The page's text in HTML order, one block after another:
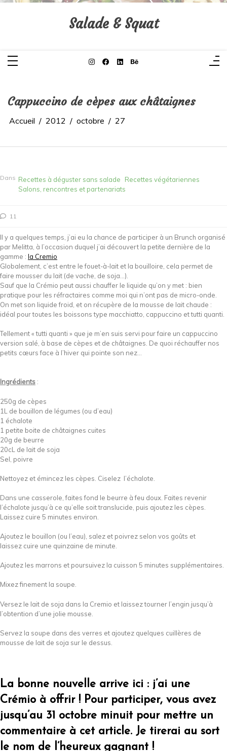
Aller
Salade & Squat
Cappuccino de cèpes aux châtaignes
Accueil 2012 octobre 27
Dans Recettes à déguster sans salade
Recettes végétariennes
Salons, rencontres et partenariats
11
Il y a quelques temps, j’ai eu la chance de participer à un Brunch organisé
par Melitta, à l’occasion duquel j’ai découvert la petite dernière de la
gamme : la Cremio
Globalement, c’est entre le fouet-à-lait et la bouilloire, cela permet de
faire mousser du lait (de vache, de soja…).
Sauf que la Crémio peut aussi chauffer le liquide qu’on y met : bien
pratique pour les réfractaires comme moi qui n’ont pas de micro-onde.
On met son liquide froid, et on récupère de la mousse de lait chaude :
idéal pour toutes les boissons type macchiatto, cappuccino et tutti quanti.
Tellement « tutti quanti » que je m’en suis servi pour faire un cappuccino
version salé, à base de cèpes et de châtaignes. De quoi réchauffer nos
petits cœurs face à l’hiver qui pointe son nez…
Ingrédients :
250g de cèpes
1L de bouillon de légumes (ou d’eau)
1 échalote
1 petite boite de châtaignes cuites
20g de beurre
20cL de lait de soja
Sel, poivre
Nettoyez et émincez les cèpes. Ciselez l’échalote.
Dans une casserole, faites fond le beurre à feu doux. Faites revenir
l’échalote jusqu’à ce qu’elle soit translucide, puis ajoutez les cèpes.
Laissez cuire 5 minutes environ.
Ajoutez le bouillon (ou l’eau), salez et poivrez selon vos goûts et
laissez cuire une quinzaine de minute.
Ajoutez les marrons et poursuivez la cuisson 5 minutes supplémentaires.
Mixez finement la soupe.
Versez le lait de soja dans la Cremio et laissez tourner l’engin jusqu’à
l’obtention d’une jolie mousse.
Servez la soupe dans des verres et ajoutez quelques cuillères de
mousse de lait de soja sur le dessus.
La bonne nouvelle arrive ici : j’ai une
Crémio à offrir ! Pour participer, vous avez
jusqu’au 31 octobre minuit pour mettre un
commentaire à cet article. Je tirerai au sort
le nom de l’heureux gagnant !